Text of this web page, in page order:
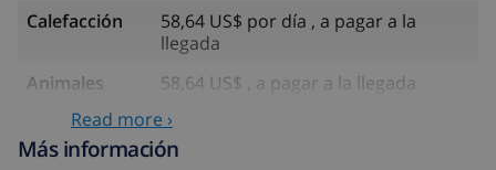
Calefacción
58,64 US$ por día , a pagar a la
llegada
Animales
58,64 US$ , a pagar a la llegada
Electricidad
23,45 US$ por día , a pagar a la
llegada
Read more ›
Más información